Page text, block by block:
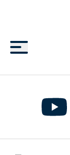
Menu